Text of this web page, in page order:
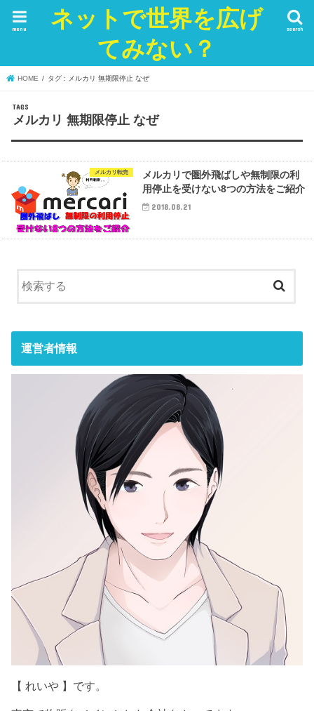
ネットで世界を広げ
てみない？
search
menu
HOME タグ : メルカリ 無期限停止 なぜ
メルカリ 無期限停止 なぜ
メルカリ転売
メルカリで圏外飛ばしや無制限の利
用停止を受けない8つの方法をご紹介
2018.08.21
運営者情報
【 れいや 】です。